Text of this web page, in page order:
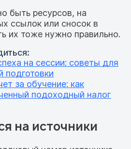
быть ресурсов, на
ссылок или сносок в
их тоже нужно правильно.
на сессии: советы для
подготовки
за обучение: как
подоходный налог
на источники